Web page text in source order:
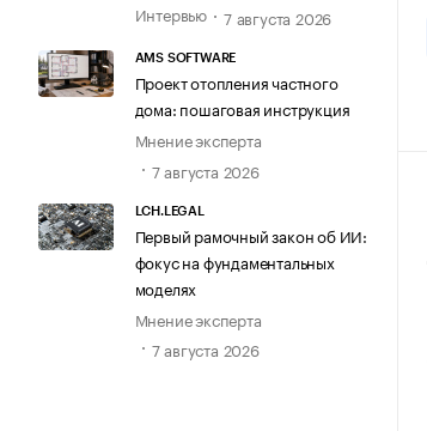
Интервью
7 августа 2026
AMS SOFTWARE
Проект отопления частного
дома: пошаговая инструкция
Мнение эксперта
7 августа 2026
LCH.LEGAL
Первый рамочный закон об ИИ:
фокус на фундаментальных
моделях
Мнение эксперта
7 августа 2026